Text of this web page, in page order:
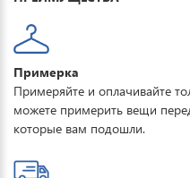
Примерка
Примеряйте и оплачивайте
можете примерить вещи
которые вам подошли.